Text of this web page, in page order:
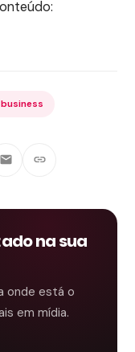
na sua
onde está o
em mídia.